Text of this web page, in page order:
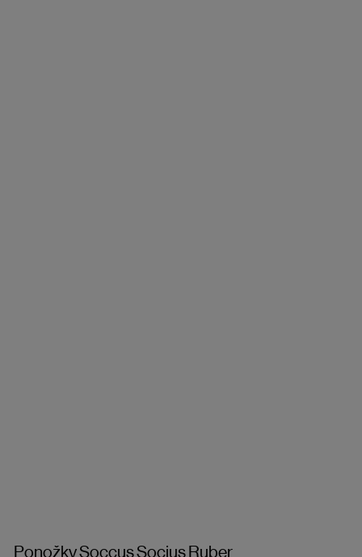
Ponožky Soccus Socius Ruber